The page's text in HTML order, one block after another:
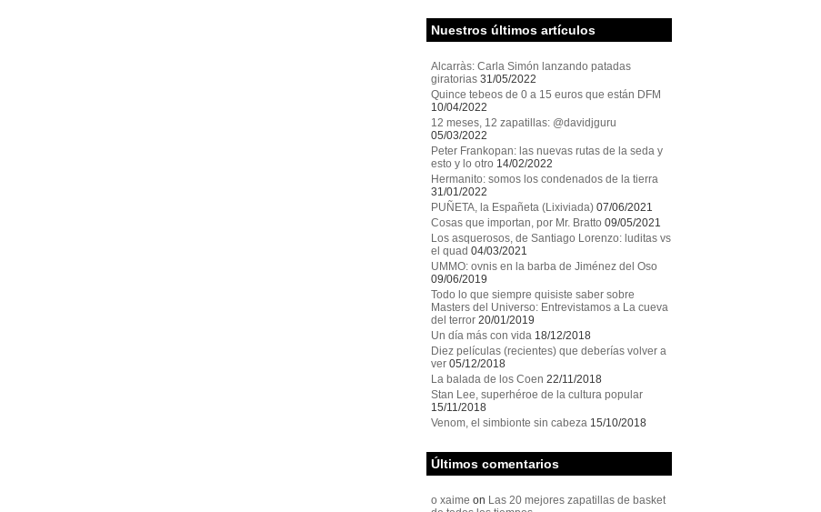
Nuestros últimos artículos
Alcarràs: Carla Simón lanzando patadas
giratorias 31/05/2022
Quince tebeos de 0 a 15 euros que están DFM
10/04/2022
12 meses, 12 zapatillas: @davidjguru
05/03/2022
Peter Frankopan: las nuevas rutas de la seda y
esto y lo otro 14/02/2022
Hermanito: somos los condenados de la tierra
31/01/2022
PUÑETA, la Españeta (Lixiviada) 07/06/2021
Cosas que importan, por Mr. Bratto 09/05/2021
Los asquerosos, de Santiago Lorenzo: luditas vs
el quad 04/03/2021
UMMO: ovnis en la barba de Jiménez del Oso
09/06/2019
Todo lo que siempre quisiste saber sobre
Masters del Universo: Entrevistamos a La cueva
del terror 20/01/2019
Un día más con vida 18/12/2018
Diez películas (recientes) que deberías volver a
ver 05/12/2018
La balada de los Coen 22/11/2018
Stan Lee, superhéroe de la cultura popular
15/11/2018
Venom, el simbionte sin cabeza 15/10/2018
Últimos comentarios
o xaime on Las 20 mejores zapatillas de basket